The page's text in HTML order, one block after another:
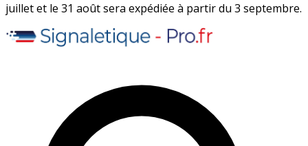
juillet et le 31 août sera expédiée à partir du 3 septembre.